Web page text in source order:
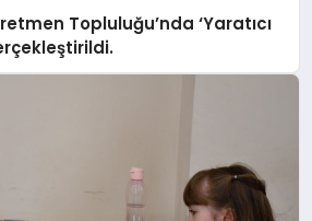
Topluluğu’nda ‘Yaratıcı